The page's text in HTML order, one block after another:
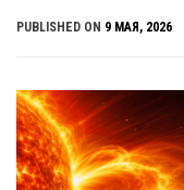
PUBLISHED ON 9 МАЯ, 2026